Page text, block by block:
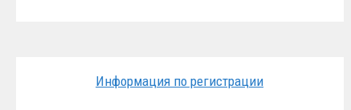
Информация по регистрации